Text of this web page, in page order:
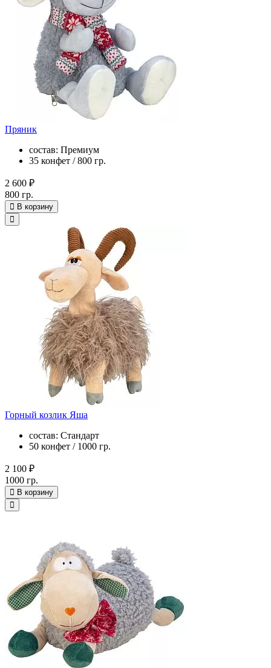
Пряник
состав: Премиум
35 конфет / 800 гр.
2 600 ₽
800 гр.
В корзину
Горный козлик Яша
состав: Стандарт
50 конфет / 1000 гр.
2 100 ₽
1000 гр.
В корзину